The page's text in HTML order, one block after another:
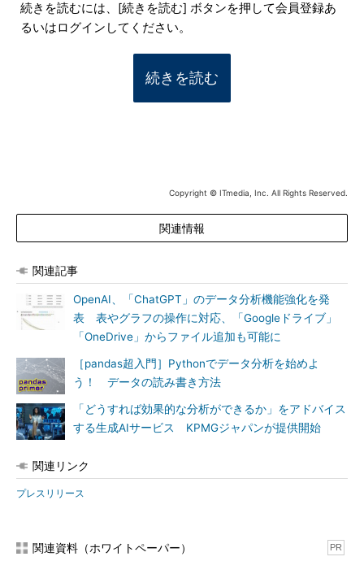
続きを読むには、[続きを読む] ボタンを押して会員登録あ
るいはログインしてください。
続きを読む
Copyright © ITmedia, Inc. All Rights Reserved.
関連情報
関連記事
OpenAI、「ChatGPT」のデータ分析機能強化を発
表 表やグラフの操作に対応、「Googleドライブ」
「OneDrive」からファイル追加も可能に
［pandas超入門］Pythonでデータ分析を始めよ
う！ データの読み書き方法
「どうすれば効果的な分析ができるか」をアドバイス
する生成AIサービス KPMGジャパンが提供開始
関連リンク
プレスリリース
関連資料（ホワイトペーパー） PR